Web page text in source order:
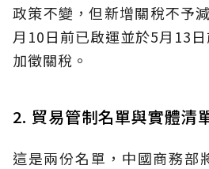
政策不變，但新增關稅不予
月10日前已啟運並於5月13
加徵關稅。
2. 貿易管制名單與實體清
這是兩份名單，中國商務部